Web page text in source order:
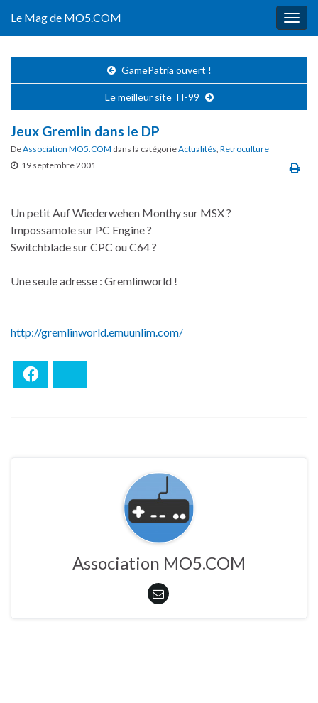
Le Mag de MO5.COM
GamePatria ouvert !
Le meilleur site TI-99
Jeux Gremlin dans le DP
DeAssociation MO5.COM dans la catégorieActualités, Retroculture
19 septembre 2001
Un petit Auf Wiederwehen Monthy sur MSX ?
Impossamole sur PC Engine ?
Switchblade sur CPC ou C64 ?
Une seule adresse : Gremlinworld !
http://gremlinworld.emuunlim.com/
Association MO5.COM